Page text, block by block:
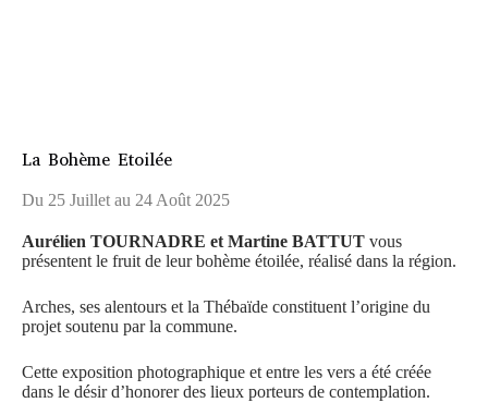
La Bohème Etoilée
Du 25 Juillet au 24 Août 2025
Aurélien TOURNADRE et Martine BATTUT vous
présentent le fruit de leur bohème étoilée, réalisé dans la région.
Arches, ses alentours et la Thébaïde constituent l’origine du
projet soutenu par la commune.
Cette exposition photographique et entre les vers a été créée
dans le désir d’honorer des lieux porteurs de contemplation.